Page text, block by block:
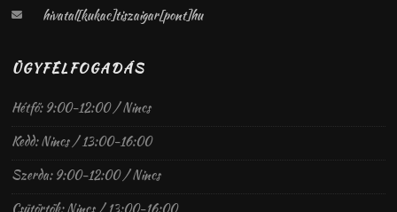
hivatal[kukac]tiszaigar[pont]hu
ÜGYFÉLFOGADÁS
Hétfő: 9:00-12:00 / Nincs
Kedd: Nincs / 13:00-16:00
Szerda: 9:00-12:00 / Nincs
Csütörtök: Nincs / 13:00-16:00